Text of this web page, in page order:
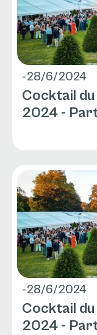
-28/6/2024
Cocktail
2024 -
-28/6/2024
Cocktail
2024 -